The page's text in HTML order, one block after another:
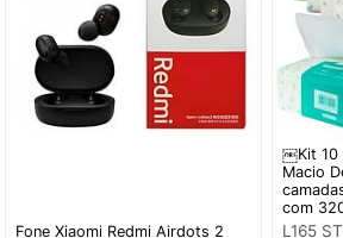
Fone Xiaomi Redmi Airdots 2
￼Kit 10
Macio
com
L165